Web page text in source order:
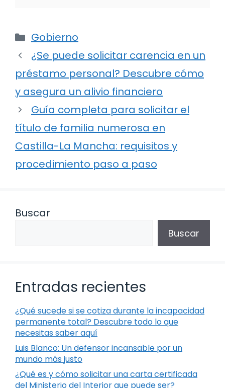
Categorías
Gobierno
¿Se puede solicitar carencia en un
préstamo personal? Descubre cómo
y asegura un alivio financiero
Guía completa para solicitar el
título de familia numerosa en
Castilla-La Mancha: requisitos y
procedimiento paso a paso
Buscar
Buscar
Entradas recientes
¿Qué sucede si se cotiza durante la incapacidad
permanente total? Descubre todo lo que
necesitas saber aquí
Luis Blanco: Un defensor incansable por un
mundo más justo
¿Qué es y cómo solicitar una carta certificada
del Ministerio del Interior que puede ser?